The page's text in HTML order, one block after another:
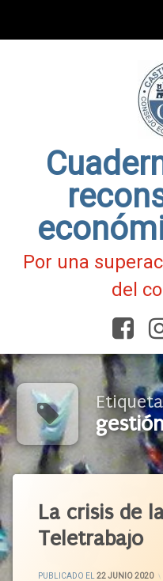
Por una
del
La crisis de
Teletrabajo
PUBLICADO EL 22 JUNIO 2020
Actividad
Económica
Actividad
Administración